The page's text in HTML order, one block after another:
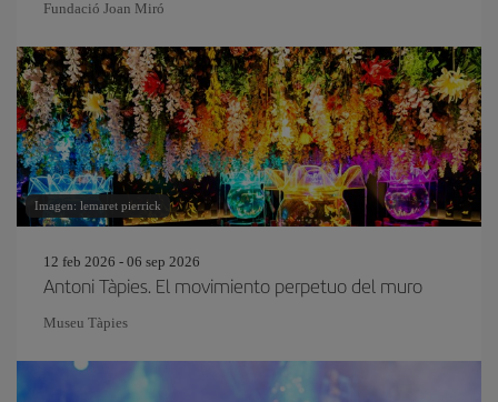
Fundació Joan Miró
Imagen: lemaret pierrick
12 feb 2026 - 06 sep 2026
Antoni Tàpies. El movimiento perpetuo del muro
Museu Tàpies